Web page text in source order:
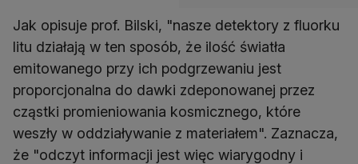
Jak opisuje prof. Bilski, "nasze detektory z fluorku
litu działają w ten sposób, że ilość światła
emitowanego przy ich podgrzewaniu jest
proporcjonalna do dawki zdeponowanej przez
cząstki promieniowania kosmicznego, które
weszły w oddziaływanie z materiałem". Zaznacza,
że "odczyt informacji jest więc wiarygodny i